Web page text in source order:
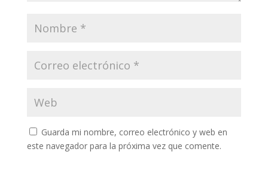
Guarda mi nombre, correo electrónico y web en
este navegador para la próxima vez que comente.